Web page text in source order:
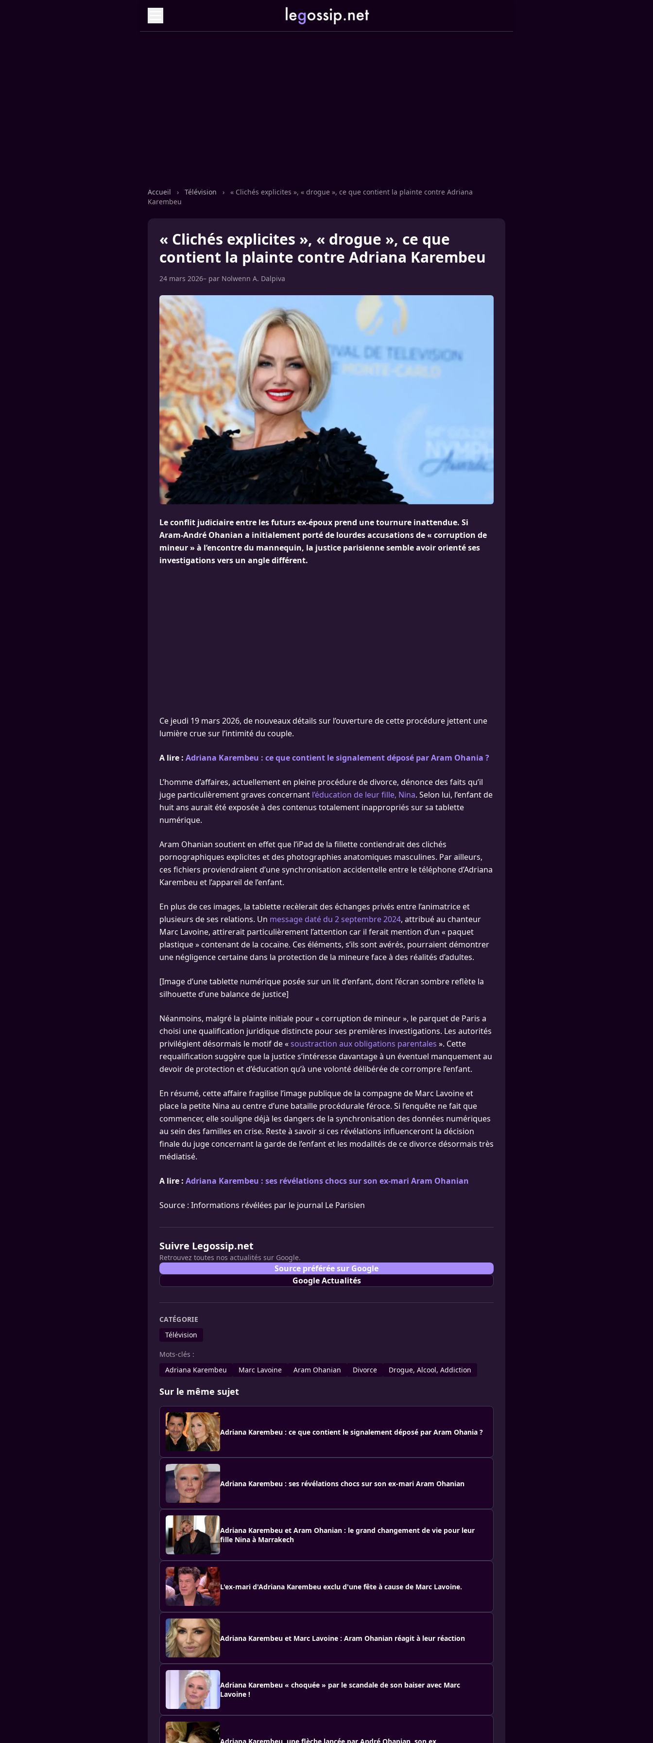
Accueil › Télévision ›
« Clichés explicites », « drogue », ce que contient la plainte contre Adriana
Karembeu
« Clichés explicites », « drogue », ce que
contient la plainte contre Adriana Karembeu
24 mars 2026– par Nolwenn A. Dalpiva
Le conflit judiciaire entre les futurs ex-époux prend une tournure inattendue. Si
Aram-André Ohanian a initialement porté de lourdes accusations de « corruption de
mineur » à l’encontre du mannequin, la justice parisienne semble avoir orienté ses
investigations vers un angle différent.
Ce jeudi 19 mars 2026, de nouveaux détails sur l’ouverture de cette procédure jettent une
lumière crue sur l’intimité du couple.
A lire : Adriana Karembeu : ce que contient le signalement déposé par Aram Ohania ?
L’homme d’affaires, actuellement en pleine procédure de divorce, dénonce des faits qu’il
juge particulièrement graves concernant l’éducation de leur fille, Nina. Selon lui, l’enfant de
huit ans aurait été exposée à des contenus totalement inappropriés sur sa tablette
numérique.
Aram Ohanian soutient en effet que l’iPad de la fillette contiendrait des clichés
pornographiques explicites et des photographies anatomiques masculines. Par ailleurs,
ces fichiers proviendraient d’une synchronisation accidentelle entre le téléphone d’Adriana
Karembeu et l’appareil de l’enfant.
En plus de ces images, la tablette recèlerait des échanges privés entre l’animatrice et
plusieurs de ses relations. Un message daté du 2 septembre 2024, attribué au chanteur
Marc Lavoine, attirerait particulièrement l’attention car il ferait mention d’un « paquet
plastique » contenant de la cocaïne. Ces éléments, s’ils sont avérés, pourraient démontrer
une négligence certaine dans la protection de la mineure face à des réalités d’adultes.
[Image d’une tablette numérique posée sur un lit d’enfant, dont l’écran sombre reflète la
silhouette d’une balance de justice]
Néanmoins, malgré la plainte initiale pour « corruption de mineur », le parquet de Paris a
choisi une qualification juridique distincte pour ses premières investigations. Les autorités
privilégient désormais le motif de «soustraction aux obligations parentales ». Cette
requalification suggère que la justice s’intéresse davantage à un éventuel manquement au
devoir de protection et d’éducation qu’à une volonté délibérée de corrompre l’enfant.
En résumé, cette affaire fragilise l’image publique de la compagne de Marc Lavoine et
place la petite Nina au centre d’une bataille procédurale féroce. Si l’enquête ne fait que
commencer, elle souligne déjà les dangers de la synchronisation des données numériques
au sein des familles en crise. Reste à savoir si ces révélations influenceront la décision
finale du juge concernant la garde de l’enfant et les modalités de ce divorce désormais très
médiatisé.
A lire : Adriana Karembeu : ses révélations chocs sur son ex-mari Aram Ohanian
Source : Informations révélées par le journal Le Parisien
Suivre Legossip.net
Retrouvez toutes nos actualités sur Google.
Source préférée sur Google
Google Actualités
CATÉGORIE
Télévision
Mots-clés :
Adriana Karembeu
Marc Lavoine Aram Ohanian Divorce Drogue, Alcool, Addiction
Sur le même sujet
Adriana Karembeu : ce que contient le signalement déposé par Aram Ohania ?
Adriana Karembeu : ses révélations chocs sur son ex-mari Aram Ohanian
Adriana Karembeu et Aram Ohanian : le grand changement de vie pour leur
fille Nina à Marrakech
L'ex-mari d'Adriana Karembeu exclu d'une fête à cause de Marc Lavoine.
Adriana Karembeu et Marc Lavoine : Aram Ohanian réagit à leur réaction
Adriana Karembeu « choquée » par le scandale de son baiser avec Marc
Lavoine !
Adriana Karembeu, une flèche lancée par André Ohanian, son ex